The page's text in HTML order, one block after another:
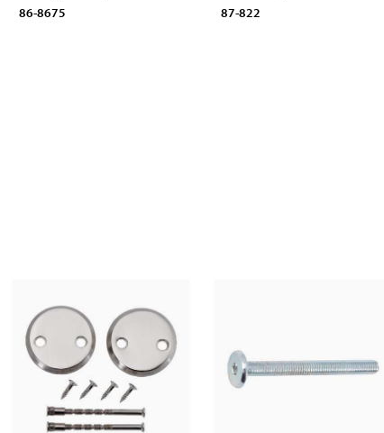
86-8675 87-822